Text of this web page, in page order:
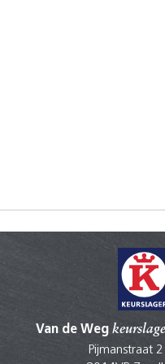
Van de Weg
Pijmanstraat